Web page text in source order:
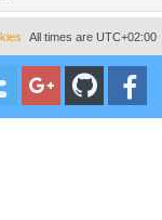
All times are UTC+02:00